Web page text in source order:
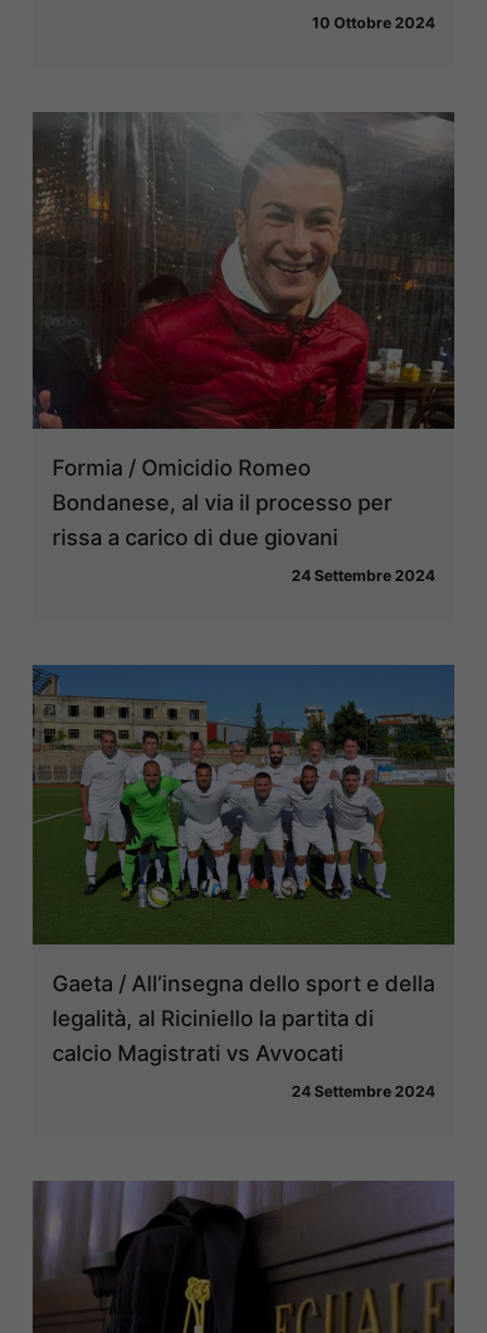
10 Ottobre 2024
Formia / Omicidio Romeo
Bondanese, al via il processo per
rissa a carico di due giovani
24 Settembre 2024
Gaeta / All’insegna dello sport e della
legalità, al Riciniello la partita di
calcio Magistrati vs Avvocati
24 Settembre 2024